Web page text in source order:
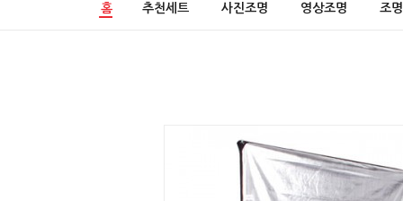
홈 추천세트 사진조명 영상조명 조